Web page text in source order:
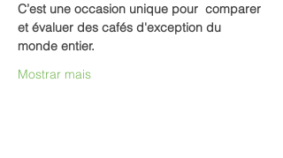
C’est une occasion unique pour  comparer
et évaluer des cafés d'exception du
monde entier.
Mostrar mais